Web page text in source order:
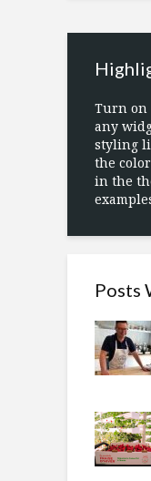
Turn on
any
styling
the
in the
Posts